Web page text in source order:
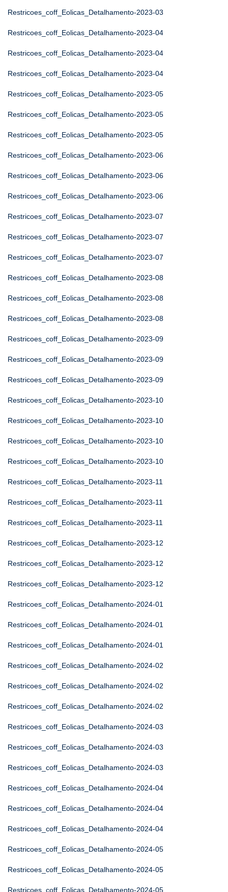
Restricoes_coff_Eolicas_Detalhamento-2023-03
Restricoes_coff_Eolicas_Detalhamento-2023-04
Restricoes_coff_Eolicas_Detalhamento-2023-04
Restricoes_coff_Eolicas_Detalhamento-2023-04
Restricoes_coff_Eolicas_Detalhamento-2023-05
Restricoes_coff_Eolicas_Detalhamento-2023-05
Restricoes_coff_Eolicas_Detalhamento-2023-05
Restricoes_coff_Eolicas_Detalhamento-2023-06
Restricoes_coff_Eolicas_Detalhamento-2023-06
Restricoes_coff_Eolicas_Detalhamento-2023-06
Restricoes_coff_Eolicas_Detalhamento-2023-07
Restricoes_coff_Eolicas_Detalhamento-2023-07
Restricoes_coff_Eolicas_Detalhamento-2023-07
Restricoes_coff_Eolicas_Detalhamento-2023-08
Restricoes_coff_Eolicas_Detalhamento-2023-08
Restricoes_coff_Eolicas_Detalhamento-2023-08
Restricoes_coff_Eolicas_Detalhamento-2023-09
Restricoes_coff_Eolicas_Detalhamento-2023-09
Restricoes_coff_Eolicas_Detalhamento-2023-09
Restricoes_coff_Eolicas_Detalhamento-2023-10
Restricoes_coff_Eolicas_Detalhamento-2023-10
Restricoes_coff_Eolicas_Detalhamento-2023-10
Restricoes_coff_Eolicas_Detalhamento-2023-10
Restricoes_coff_Eolicas_Detalhamento-2023-11
Restricoes_coff_Eolicas_Detalhamento-2023-11
Restricoes_coff_Eolicas_Detalhamento-2023-11
Restricoes_coff_Eolicas_Detalhamento-2023-12
Restricoes_coff_Eolicas_Detalhamento-2023-12
Restricoes_coff_Eolicas_Detalhamento-2023-12
Restricoes_coff_Eolicas_Detalhamento-2024-01
Restricoes_coff_Eolicas_Detalhamento-2024-01
Restricoes_coff_Eolicas_Detalhamento-2024-01
Restricoes_coff_Eolicas_Detalhamento-2024-02
Restricoes_coff_Eolicas_Detalhamento-2024-02
Restricoes_coff_Eolicas_Detalhamento-2024-02
Restricoes_coff_Eolicas_Detalhamento-2024-03
Restricoes_coff_Eolicas_Detalhamento-2024-03
Restricoes_coff_Eolicas_Detalhamento-2024-03
Restricoes_coff_Eolicas_Detalhamento-2024-04
Restricoes_coff_Eolicas_Detalhamento-2024-04
Restricoes_coff_Eolicas_Detalhamento-2024-04
Restricoes_coff_Eolicas_Detalhamento-2024-05
Restricoes_coff_Eolicas_Detalhamento-2024-05
Restricoes_coff_Eolicas_Detalhamento-2024-05